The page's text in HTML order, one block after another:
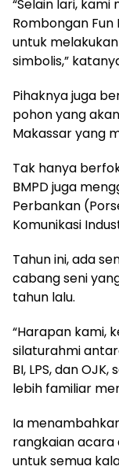
“Selain lari, kami
Rombongan
untuk
simbolis,”
Pihaknya juga
pohon yang
Makassar yang
Tak hanya
BMPD juga
Perbankan
Komunikasi
Tahun ini, ada
cabang seni
tahun lalu.
“Harapan kami,
silaturahmi
BI, LPS, dan
lebih familiar
Ia
rangkaian acara
untuk semua